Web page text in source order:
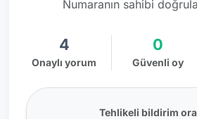
Numaranın sahibi
4
Onaylı yorum
0
Güvenli oy
Tehlikeli bildirim